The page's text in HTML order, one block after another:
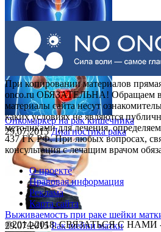
Выделения при раке шейки матки
30.07.2015 Рак шейки матки
Онкомаркер на рак кишечника
29.07.2015 Диагностика рака
Выживаемость при раке шейки
29.07.2015 Рак шейки матки
При копировании материалов
onco.ru ОБЯЗАТЕЛЬНА! Обращаем
материалы сайта несут
каких условиях не являются
методиками для лечения,
437 ГК РФ. При любых вопросах,
консультация с лечащим врачом
О проекте
Правовая информация
Реклама
Карта сайта
©2014-2018, СВЯЗАТЬСЯ С НАМИ -